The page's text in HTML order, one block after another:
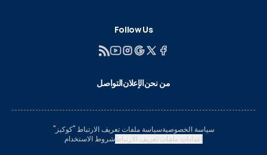
Follow Us
من نحنالإعلانالتواصل
سياسة الخصوصيةسياسة ملفات تعريف الارتباط "كوكيز"
إعدادات ملفات تعريف الارتباطشروط الاستخدام